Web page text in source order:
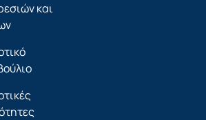
και